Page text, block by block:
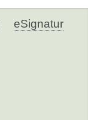
eSignatur